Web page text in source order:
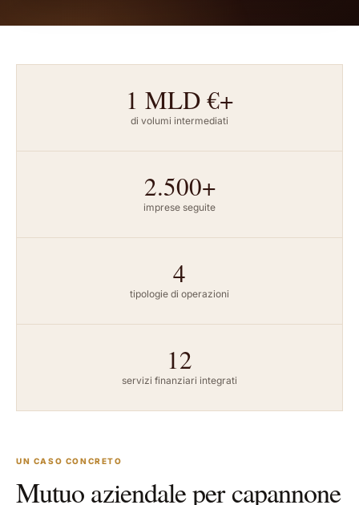
1 MLD €+
di volumi intermediati
2.500+
imprese seguite
4
tipologie di operazioni
12
servizi finanziari integrati
UN CASO CONCRETO
Mutuo aziendale per capannone